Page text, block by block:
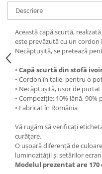
Descriere
Această capă scurtă,
este prevăzută cu un
Necăptușită, se pretează
• Capă scurtă din stofă
• Cordon în talie, pentru o
• Necăptușită, ușor de purtat
• Compoziție: 10% lână, 90%
• Fabricat în România
Vă rugăm să verificați
curățare.
O ușoară diferență de
luminozității și setărilor
Modelul prezentat are